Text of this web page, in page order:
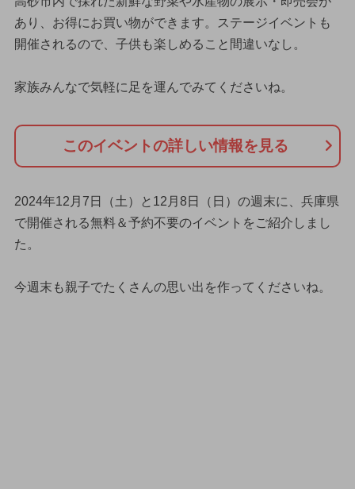
あり、お得にお買い物ができます。ステージイベントも
開催されるので、子供も楽しめること間違いなし。
家族みんなで気軽に足を運んでみてくださいね。
このイベントの詳しい情報を見る
2024年12月7日（土）と12月8日（日）の週末に、兵庫県
で開催される無料＆予約不要のイベントをご紹介しまし
た。
今週末も親子でたくさんの思い出を作ってくださいね。